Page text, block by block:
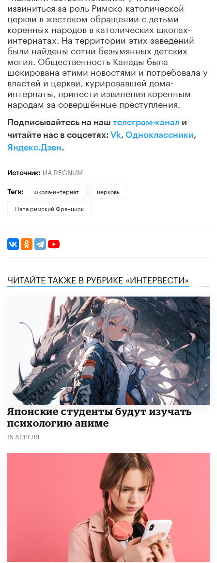
извиниться за роль Римско-католической
церкви в жестоком обращении с детьми
коренных народов в католических школах-
интернатах. На территории этих заведений
были найдены сотни безымянных детских
могил. Общественность Канады была
шокирована этими новостями и потребовала у
властей и церкви, курировавшей дома-
интернаты, принести извинения коренным
народам за совершённые преступления.
Подписывайтесь на наш телеграм-канал и
читайте нас в соцсетях: Vk, Одноклассники,
Яндекс.Дзен.
Источник: ИА REGNUM
Теги:
школа-интернат
церковь
Папа римский Франциск
ЧИТАЙТЕ ТАКЖЕ В РУБРИКЕ «ИНТЕРВЕСТИ»
Японские студенты будут изучать
психологию аниме
15 АПРЕЛЯ